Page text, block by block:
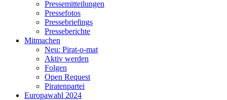
Pressemitteilungen
Pressefotos
Pressebriefings
Presseberichte
Mitmachen
Neu: Pirat-o-mat
Aktiv werden
Folgen
Open Request
Piratenpartei
Europawahl 2024